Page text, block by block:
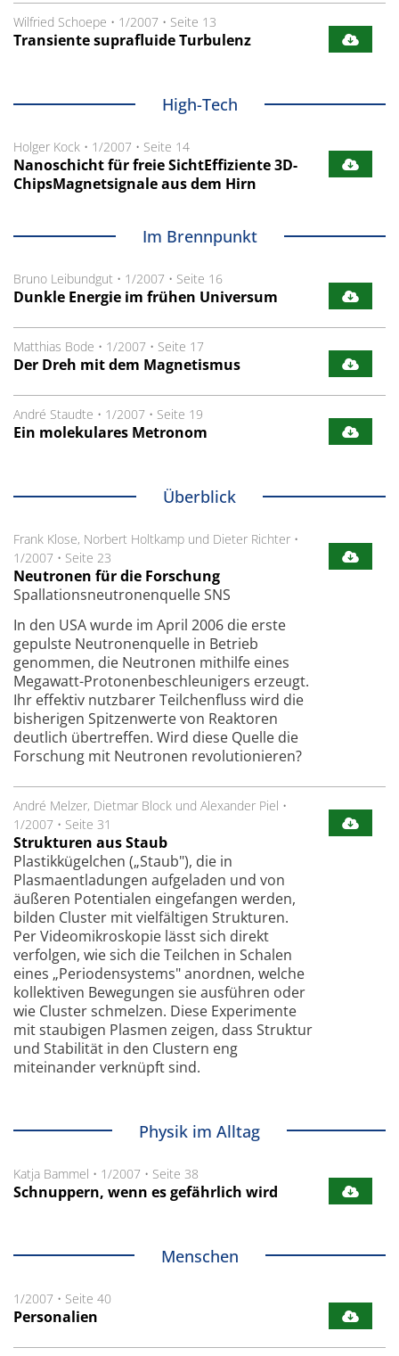
Wilfried Schoepe • 1/2007 • Seite 13
Transiente suprafluide Turbulenz
High-Tech
Holger Kock • 1/2007 • Seite 14
Nanoschicht für freie SichtEffiziente 3D-
ChipsMagnetsignale aus dem Hirn
Im Brennpunkt
Bruno Leibundgut • 1/2007 • Seite 16
Dunkle Energie im frühen Universum
Matthias Bode • 1/2007 • Seite 17
Der Dreh mit dem Magnetismus
André Staudte • 1/2007 • Seite 19
Ein molekulares Metronom
Überblick
Frank Klose, Norbert Holtkamp und Dieter Richter •
1/2007 • Seite 23
Neutronen für die Forschung
Spallationsneutronenquelle SNS
In den USA wurde im April 2006 die erste
gepulste Neutronenquelle in Betrieb
genommen, die Neutronen mithilfe eines
Megawatt-Protonenbeschleunigers erzeugt.
Ihr effektiv nutzbarer Teilchenfluss wird die
bisherigen Spitzenwerte von Reaktoren
deutlich übertreffen. Wird diese Quelle die
Forschung mit Neutronen revolutionieren?
André Melzer, Dietmar Block und Alexander Piel •
1/2007 • Seite 31
Strukturen aus Staub
Plastikkügelchen („Staub"), die in
Plasmaentladungen aufgeladen und von
äußeren Potentialen eingefangen werden,
bilden Cluster mit vielfältigen Strukturen.
Per Videomikroskopie lässt sich direkt
verfolgen, wie sich die Teilchen in Schalen
eines „Periodensystems" anordnen, welche
kollektiven Bewegungen sie ausführen oder
wie Cluster schmelzen. Diese Experimente
mit staubigen Plasmen zeigen, dass Struktur
und Stabilität in den Clustern eng
miteinander verknüpft sind.
Physik im Alltag
Katja Bammel • 1/2007 • Seite 38
Schnuppern, wenn es gefährlich wird
Menschen
1/2007 • Seite 40
Personalien